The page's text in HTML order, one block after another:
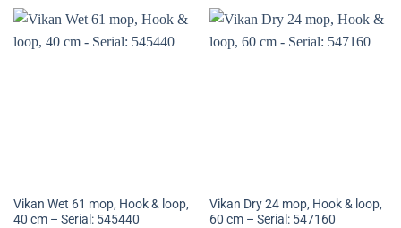
Vikan Wet 61 mop, Hook & loop,
40 cm – Serial: 545440
Vikan Dry 24 mop, Hook & loop,
60 cm – Serial: 547160